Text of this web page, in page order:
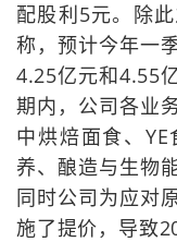
配股利5元。除
称，预计今年一
4.25亿元和4.55
期内，公司各业
中烘焙面食、
养、酿造与生物
同时公司为应对
施了提价，导致